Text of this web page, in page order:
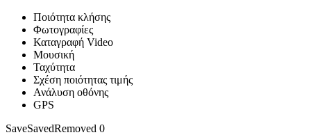
Ποιότητα κλήσης
Φωτογραφίες
Καταγραφή Video
Μουσική
Ταχύτητα
Σχέση ποιότητας τιμής
Ανάλυση οθόνης
GPS
SaveSavedRemoved 0